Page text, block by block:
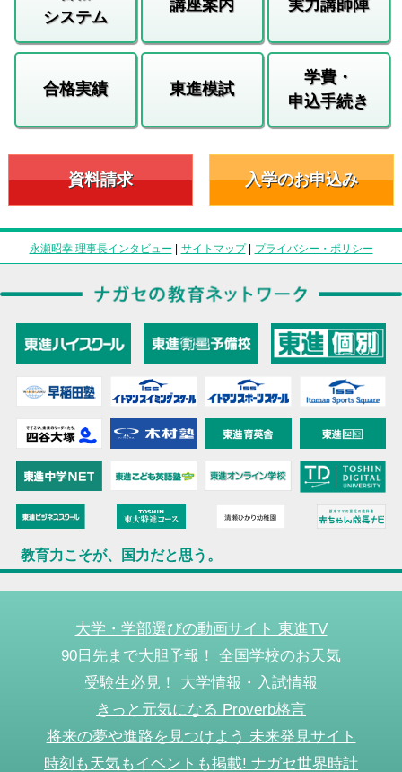
システム
講座案内 実力講師陣
合格実績 東進模試
学費・
申込手続き
資料請求 入学のお申込み
永瀬昭幸 理事長インタビュー | サイトマップ| プライバシー・ポリシー
教育力こそが、国力だと思う。
大学・学部選びの動画サイト 東進TV
90日先まで大胆予報！ 全国学校のお天気
受験生必見！ 大学情報・入試情報
きっと元気になる Proverb格言
将来の夢や進路を見つけよう 未来発見サイト
時刻も天気もイベントも掲載! ナガセ世界時計